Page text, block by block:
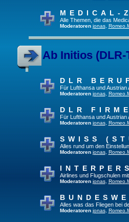
MEDICAL-
Alle Themen, die das
Moderatoren jonas,
Ab Initios
DLR
Für Lufthansa und
Moderatoren jonas,
DLR
Für Lufthansa und Austrian
Moderatoren jonas,
SWISS
Alles rund um den
Moderatoren jonas,
Airlines und Flugschulen
Moderatoren jonas,
Alles was das Fliegen bei
Moderatoren jonas,